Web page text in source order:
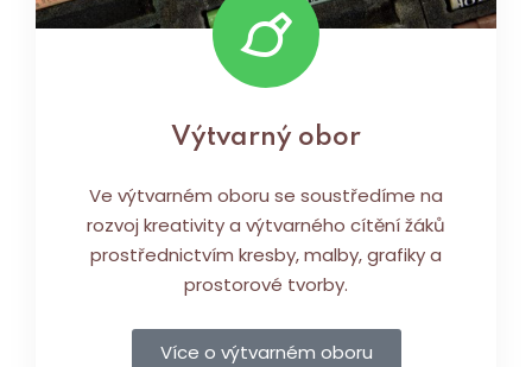
Výtvarný obor
Ve výtvarném oboru se soustředíme na
rozvoj kreativity a výtvarného cítění žáků
prostřednictvím kresby, malby, grafiky a
prostorové tvorby.
Více o výtvarném oboru